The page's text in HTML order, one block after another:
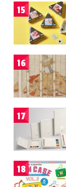
15
16
17
18